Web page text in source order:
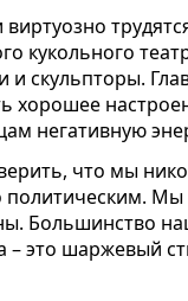
кукольного
и скульпторы.
хорошее
негативную
что мы
Мы
Большинство
– это шаржевый